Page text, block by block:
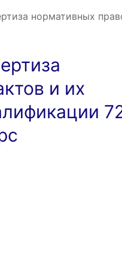
нормативных
и их